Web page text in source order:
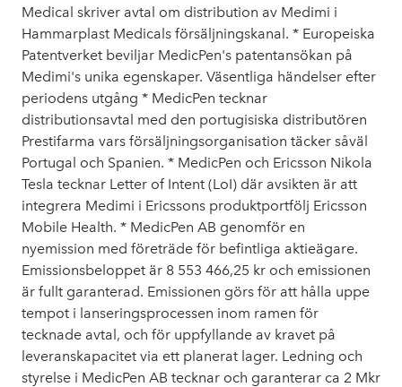
Medical skriver avtal om distribution av Medimi i
Hammarplast Medicals försäljningskanal. * Europeiska
Patentverket beviljar MedicPen's patentansökan på
Medimi's unika egenskaper. Väsentliga händelser efter
periodens utgång * MedicPen tecknar
distributionsavtal med den portugisiska distributören
Prestifarma vars försäljningsorganisation täcker såväl
Portugal och Spanien. * MedicPen och Ericsson Nikola
Tesla tecknar Letter of Intent (LoI) där avsikten är att
integrera Medimi i Ericssons produktportfölj Ericsson
Mobile Health. * MedicPen AB genomför en
nyemission med företräde för befintliga aktieägare.
Emissionsbeloppet är 8 553 466,25 kr och emissionen
är fullt garanterad. Emissionen görs för att hålla uppe
tempot i lanseringsprocessen inom ramen för
tecknade avtal, och för uppfyllande av kravet på
leveranskapacitet via ett planerat lager. Ledning och
styrelse i MedicPen AB tecknar och garanterar ca 2 Mkr